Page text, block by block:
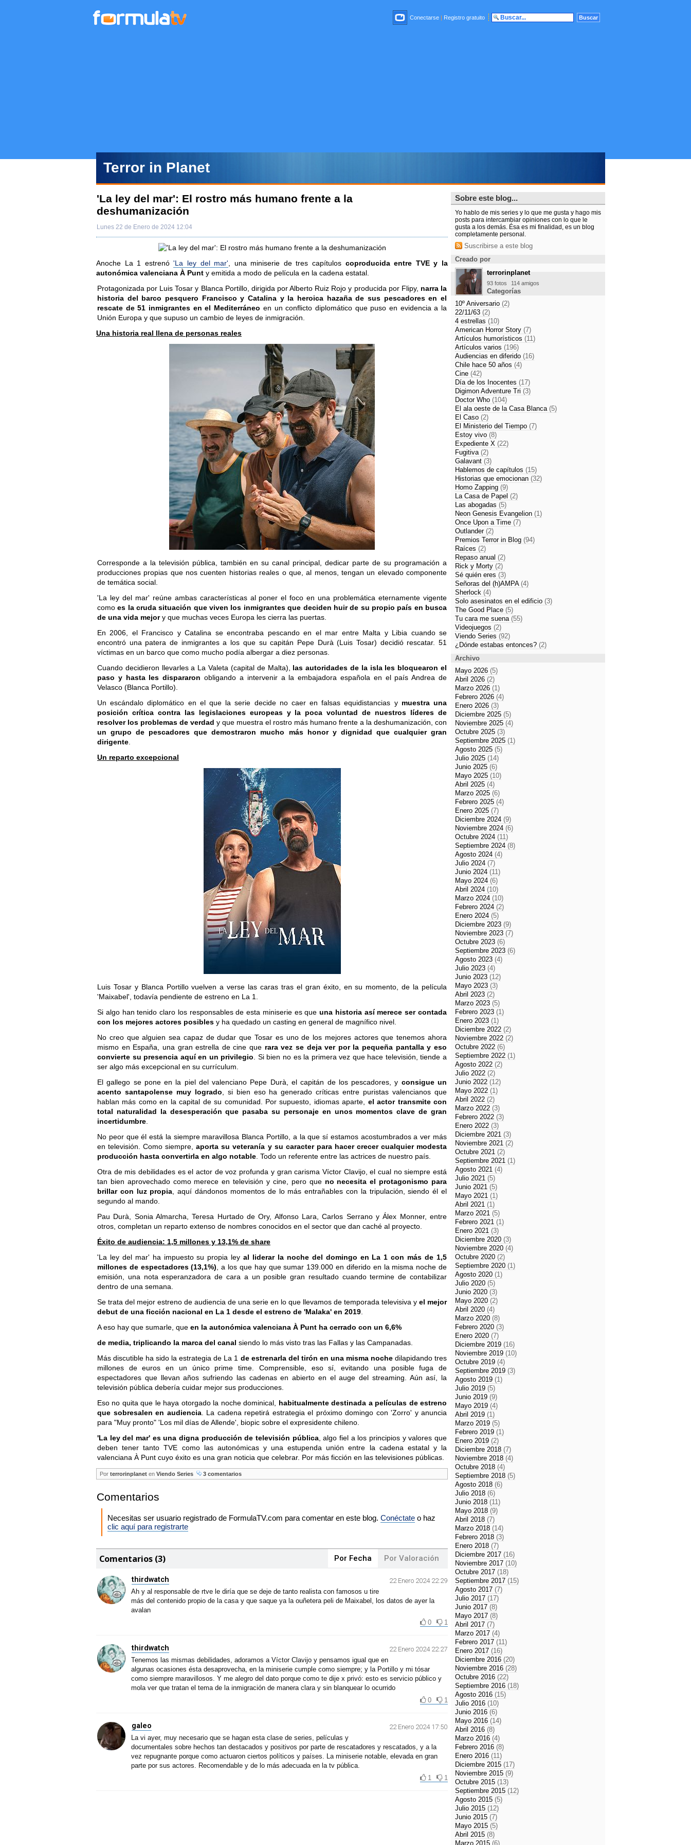
Conectarse | Registro gratuito
Terror in Planet
'La ley del mar': El rostro más humano frente a la
deshumanización
Lunes 22 de Enero de 2024 12:04
Anoche La 1 estrenó'La ley del mar' , una miniserie de tres capítulos coproducida entre TVE y la
autonómica valenciana À Punt y emitida a modo de película en la cadena estatal.
Protagonizada por Luis Tosar y Blanca Portillo, dirigida por Alberto Ruiz Rojo y producida por Flipy, narra la
historia del barco pesquero Francisco y Catalina y la heroica hazaña de sus pescadores en el
rescate de 51 inmigrantes en el Mediterráneo en un conflicto diplomático que puso en evidencia a la
Unión Europa y que supuso un cambio de leyes de inmigración.
Una historia real llena de personas reales
Corresponde a la televisión pública, también en su canal principal, dedicar parte de su programación a
producciones propias que nos cuenten historias reales o que, al menos, tengan un elevado componente
de temática social.
'La ley del mar' reúne ambas características al poner el foco en una problemática eternamente vigente
comoes la cruda situación que viven los inmigrantes que deciden huir de su propio país en busca
de una vida mejory que muchas veces Europa les cierra las puertas.
En 2006, el Francisco y Catalina se encontraba pescando en el mar entre Malta y Libia cuando se
encontró una patera de inmigrantes a los que su capitán Pepe Durà (Luis Tosar) decidió rescatar. 51
víctimas en un barco que como mucho podía albergar a diez personas.
Cuando decidieron llevarles a La Valeta (capital de Malta), las autoridades de la isla les bloquearon el
paso y hasta les dispararon obligando a intervenir a la embajadora española en el país Andrea de
Velasco (Blanca Portillo).
Un escándalo diplomático en el que la serie decide no caer en falsas equidistancias y muestra una
posición crítica contra las legislaciones europeas y la poca voluntad de nuestros líderes de
resolver los problemas de verdad y que muestra el rostro más humano frente a la deshumanización, con
un grupo de pescadores que demostraron mucho más honor y dignidad que cualquier gran
dirigente
Un reparto excepcional
Luis Tosar y Blanca Portillo vuelven a verse las caras tras el gran éxito, en su momento, de la película
'Maixabel', todavía pendiente de estreno en La 1.
Si algo han tenido claro los responsables de esta miniserie es queuna historia así merece ser contada
con los mejores actores posibles y ha quedado un casting en general de magnífico nivel.
No creo que alguien sea capaz de dudar que Tosar es uno de los mejores actores que tenemos ahora
mismo en España, una gran estrella de cine que rara vez se deja ver por la pequeña pantalla y eso
convierte su presencia aquí en un privilegio . Si bien no es la primera vez que hace televisión, tiende a
ser algo más excepcional en su currículum.
El gallego se pone en la piel del valenciano Pepe Durà, el capitán de los pescadores, y consigue un
acento santapolense muy logrado , si bien eso ha generado críticas entre puristas valencianos que
hablan más como en la capital de su comunidad. Por supuesto, idiomas aparte, el actor transmite con
total naturalidad la desesperación que pasaba su personaje en unos momentos clave de gran
incertidumbre
No peor que él está la siempre maravillosa Blanca Portillo, a la que sí estamos acostumbrados a ver más
en televisión. Como siempre,aporta su veteranía y su caracter para hacer crecer cualquier modesta
producción hasta convertirla en algo notable . Todo un referente entre las actrices de nuestro país.
Otra de mis debilidades es el actor de voz profunda y gran carisma Víctor Clavijo, el cual no siempre está
tan bien aprovechado como merece en televisión y cine, pero que no necesita el protagonismo para
brillar con luz propia , aquí dándonos momentos de lo más entrañables con la tripulación, siendo él el
segundo al mando.
Pau Durà, Sonia Almarcha, Teresa Hurtado de Ory, Alfonso Lara, Carlos Serrano y Álex Monner, entre
otros, completan un reparto extenso de nombres conocidos en el sector que dan caché al proyecto.
Éxito de audiencia: 1,5 millones y 13,1% de share
'La ley del mar' ha impuesto su propia leyal liderar la noche del domingo en La 1 con más de 1,5
millones de espectadores (13,1%) , a los que hay que sumar 139.000 en diferido en la misma noche de
emisión, una nota esperanzadora de cara a un posible gran resultado cuando termine de contabilizar
dentro de una semana.
Se trata del mejor estreno de audiencia de una serie en lo que llevamos de temporada televisiva y el mejor
debut de una ficción nacional en La 1 desde el estreno de 'Malaka' en 2019
A eso hay que sumarle, que en la autonómica valenciana À Punt ha cerrado con un 6,6%
de media, triplicando la marca del canal siendo lo más visto tras las Fallas y las Campanadas.
Más discutible ha sido la estrategia de La 1 de estrenarla del tirón en una misma nochedilapidando tres
millones de euros en un único prime time. Comprensible, eso sí, evitando una posible fuga de
espectadores que llevan años sufriendo las cadenas en abierto en el auge del streaming. Aún así, la
televisión pública debería cuidar mejor sus producciones.
Eso no quita que le haya otorgado la noche dominical, habitualmente destinada a películas de estreno
que sobresalen en audiencia. La cadena repetirá estrategia el próximo domingo con 'Zorro' y anuncia
para "Muy pronto" 'Los mil días de Allende', biopic sobre el expresidente chileno.
'La ley del mar' es una digna producción de televisión pública, algo fiel a los principios y valores que
deben tener tanto TVE como las autonómicas y una estupenda unión entre la cadena estatal y la
valenciana À Punt cuyo éxito es una gran noticia que celebrar. Por más ficción en las televisiones públicas.
Por terrorinplanet en Viendo Series 3 comentarios
Comentarios
Necesitas ser usuario registrado de FormulaTV.com para comentar en este blog. Conéctate o haz
clic aquí para registrarte
Comentarios (3) Por Fecha Por Valoración
thirdwatch
22 Enero 2024 22:29
Ah y al responsable de rtve le diría que se deje de tanto realista con famosos u tire
más del contenido propio de la casa y que saque ya la ouñetera peli de Maixabel, los datos de ayer la
avalan
0
1
thirdwatch
22 Enero 2024 22:27
Tenemos las mismas debilidades, adoramos a Víctor Clavijo y pensamos igual que en
algunas ocasiones ésta desaprovecha, en la miniserie cumple como siempre; y la Portillo y mi tósar
como siempre maravillosos. Y me alegro del dato porque como te dije x privó: esto es servicio público y
mola ver que tratan el tema de la inmigración de manera clara y sin blanquear lo ocurrido
0
1
galeo
22 Enero 2024 17:50
La vi ayer, muy necesario que se hagan esta clase de series, películas y
documentales sobre hechos tan destacados y positivos por parte de rescatadores y rescatados, y a la
vez repugnante porque como actuaron ciertos políticos y países. La miniserie notable, elevada en gran
parte por sus actores. Recomendable y de lo más adecuada en la tv pública.
1
1
Sobre este blog...
Yo hablo de mis series y lo que me gusta y hago mis
posts para intercambiar opiniones con lo que le
gusta a los demás. Ésa es mi finalidad, es un blog
completamente personal.
Suscribirse a este blog
Creado por
terrorinplanet
93 fotos 114 amigos
Categorías
10º Aniversario (2)
22/11/63 (2)
4 estrellas (10)
American Horror Story (7)
Artículos humorísticos (11)
Artículos varios (196)
Audiencias en diferido (16)
Chile hace 50 años (4)
Cine (42)
Día de los Inocentes (17)
Digimon Adventure Tri (3)
Doctor Who (104)
El ala oeste de la Casa Blanca (5)
El Caso (2)
El Ministerio del Tiempo (7)
Estoy vivo (8)
Expediente X (22)
Fugitiva (2)
Galavant (3)
Hablemos de capítulos (15)
Historias que emocionan (32)
Homo Zapping (9)
La Casa de Papel (2)
Las abogadas (5)
Neon Genesis Evangelion (1)
Once Upon a Time (7)
Outlander (2)
Premios Terror in Blog (94)
Raíces (2)
Repaso anual (2)
Rick y Morty (2)
Sé quién eres (3)
Señoras del (h)AMPA (4)
Sherlock (4)
Solo asesinatos en el edificio (3)
The Good Place (5)
Tu cara me suena (55)
Videojuegos (2)
Viendo Series (92)
¿Dónde estabas entonces? (2)
Archivo
Mayo 2026 (5)
Abril 2026 (2)
Marzo 2026 (1)
Febrero 2026 (4)
Enero 2026 (3)
Diciembre 2025 (5)
Noviembre 2025 (4)
Octubre 2025 (3)
Septiembre 2025 (1)
Agosto 2025 (5)
Julio 2025 (14)
Junio 2025 (6)
Mayo 2025 (10)
Abril 2025 (4)
Marzo 2025 (6)
Febrero 2025 (4)
Enero 2025 (7)
Diciembre 2024 (9)
Noviembre 2024 (6)
Octubre 2024 (11)
Septiembre 2024 (8)
Agosto 2024 (4)
Julio 2024 (7)
Junio 2024 (11)
Mayo 2024 (6)
Abril 2024 (10)
Marzo 2024 (10)
Febrero 2024 (2)
Enero 2024 (5)
Diciembre 2023 (9)
Noviembre 2023 (7)
Octubre 2023 (6)
Septiembre 2023 (6)
Agosto 2023 (4)
Julio 2023 (4)
Junio 2023 (12)
Mayo 2023 (3)
Abril 2023 (2)
Marzo 2023 (5)
Febrero 2023 (1)
Enero 2023 (1)
Diciembre 2022 (2)
Noviembre 2022 (2)
Octubre 2022 (6)
Septiembre 2022 (1)
Agosto 2022 (2)
Julio 2022 (2)
Junio 2022 (12)
Mayo 2022 (1)
Abril 2022 (2)
Marzo 2022 (3)
Febrero 2022 (3)
Enero 2022 (3)
Diciembre 2021 (3)
Noviembre 2021 (2)
Octubre 2021 (2)
Septiembre 2021 (1)
Agosto 2021 (4)
Julio 2021 (5)
Junio 2021 (5)
Mayo 2021 (1)
Abril 2021 (1)
Marzo 2021 (5)
Febrero 2021 (1)
Enero 2021 (3)
Diciembre 2020 (3)
Noviembre 2020 (4)
Octubre 2020 (2)
Septiembre 2020 (1)
Agosto 2020 (1)
Julio 2020 (5)
Junio 2020 (3)
Mayo 2020 (2)
Abril 2020 (4)
Marzo 2020 (8)
Febrero 2020 (3)
Enero 2020 (7)
Diciembre 2019 (16)
Noviembre 2019 (10)
Octubre 2019 (4)
Septiembre 2019 (3)
Agosto 2019 (1)
Julio 2019 (5)
Junio 2019 (9)
Mayo 2019 (4)
Abril 2019 (1)
Marzo 2019 (5)
Febrero 2019 (1)
Enero 2019 (2)
Diciembre 2018 (7)
Noviembre 2018 (4)
Octubre 2018 (4)
Septiembre 2018 (5)
Agosto 2018 (6)
Julio 2018 (6)
Junio 2018 (11)
Mayo 2018 (9)
Abril 2018 (7)
Marzo 2018 (14)
Febrero 2018 (3)
Enero 2018 (7)
Diciembre 2017 (16)
Noviembre 2017 (10)
Octubre 2017 (18)
Septiembre 2017 (15)
Agosto 2017 (7)
Julio 2017 (17)
Junio 2017 (8)
Mayo 2017 (8)
Abril 2017 (7)
Marzo 2017 (4)
Febrero 2017 (11)
Enero 2017 (16)
Diciembre 2016 (20)
Noviembre 2016 (28)
Octubre 2016 (22)
Septiembre 2016 (18)
Agosto 2016 (15)
Julio 2016 (10)
Junio 2016 (6)
Mayo 2016 (14)
Abril 2016 (8)
Marzo 2016 (4)
Febrero 2016 (8)
Enero 2016 (11)
Diciembre 2015 (17)
Noviembre 2015 (9)
Octubre 2015 (13)
Septiembre 2015 (12)
Agosto 2015 (5)
Julio 2015 (12)
Junio 2015 (7)
Mayo 2015 (5)
Abril 2015 (8)
Marzo 2015 (6)